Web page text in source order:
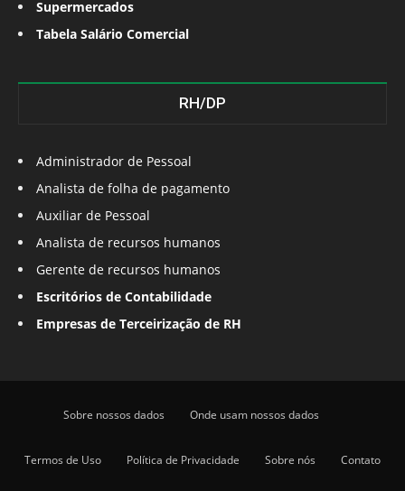
Supermercados
Tabela Salário Comercial
RH/DP
Administrador de Pessoal
Analista de folha de pagamento
Auxiliar de Pessoal
Analista de recursos humanos
Gerente de recursos humanos
Escritórios de Contabilidade
Empresas de Terceirização de RH
Sobre nossos dados Onde usam nossos dados
Termos de Uso Política de Privacidade Sobre nós Contato